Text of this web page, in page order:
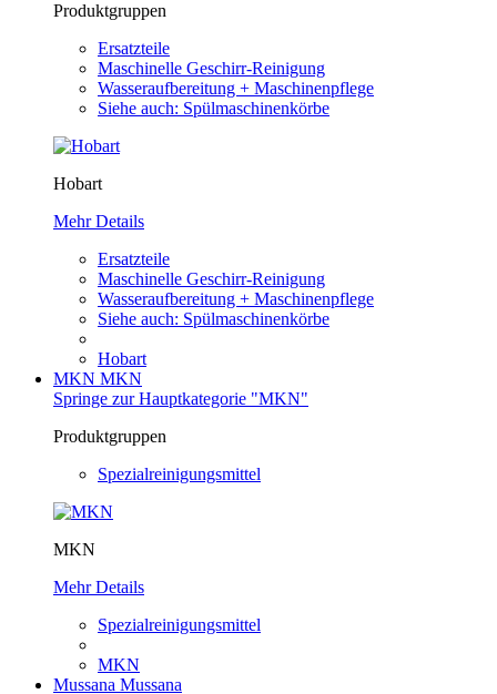
Produktgruppen
Ersatzteile
Maschinelle Geschirr-Reinigung
Wasseraufbereitung + Maschinenpflege
Siehe auch: Spülmaschinenkörbe
Hobart
Mehr Details
Ersatzteile
Maschinelle Geschirr-Reinigung
Wasseraufbereitung + Maschinenpflege
Siehe auch: Spülmaschinenkörbe
Hobart
MKN MKN
Springe zur Hauptkategorie "MKN"
Produktgruppen
Spezialreinigungsmittel
MKN
Mehr Details
Spezialreinigungsmittel
MKN
Mussana Mussana